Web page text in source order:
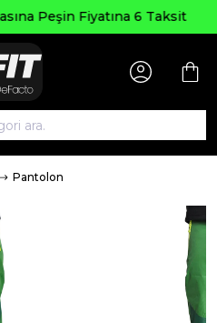
Pantolon